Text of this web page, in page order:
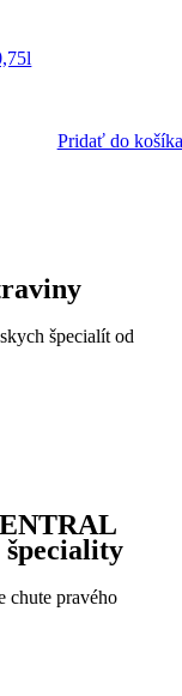
Pridať do košíka
špecialít od
chute pravého